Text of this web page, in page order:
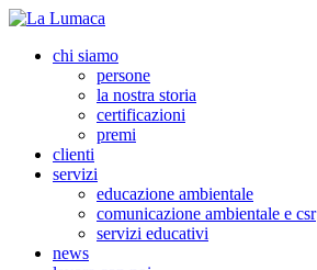
chi siamo
persone
la nostra storia
certificazioni
premi
clienti
servizi
educazione ambientale
comunicazione ambientale e csr
servizi educativi
news